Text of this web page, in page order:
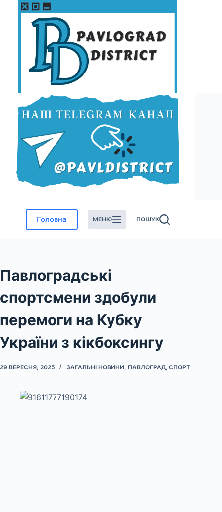
Перейти
Головна МЕНЮ ПОШУК
Павлоградські
спортсмени здобули
перемоги на Кубку
України з кікбоксингу
29 ВЕРЕСНЯ, 2025 ЗАГАЛЬНІ НОВИНИ, ПАВЛОГРАД, СПОРТ